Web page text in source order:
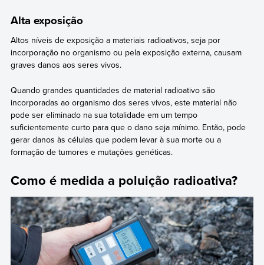
Alta exposição
Altos níveis de exposição a materiais radioativos, seja por
incorporação no organismo ou pela exposição externa, causam
graves danos aos seres vivos.
Quando grandes quantidades de material radioativo são
incorporadas ao organismo dos seres vivos, este material não
pode ser eliminado na sua totalidade em um tempo
suficientemente curto para que o dano seja mínimo. Então, pode
gerar danos às células que podem levar à sua morte ou a
formação de tumores e mutações genéticas.
Como é medida a poluição radioativa?